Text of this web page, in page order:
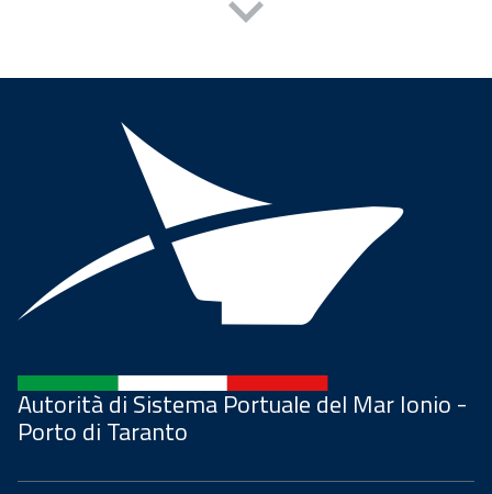
Autorità di Sistema Portuale del Mar Ionio -
Porto di Taranto